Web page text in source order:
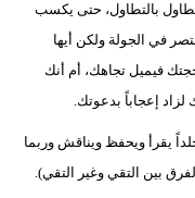
بالتطاول، حتى يكسب
في الجولة ولكن أيها
فيميل تجاهك، أم أنك
إعجاباً بدعوتك.
يقرأ ويحفظ ويناقش وربما
بين التقي وغير التقي).